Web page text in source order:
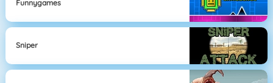
Funnygames
Sniper